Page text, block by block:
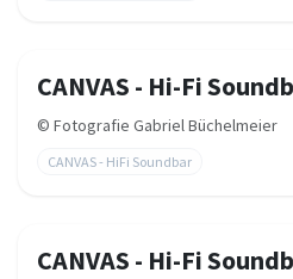
CANVAS - Hi-Fi
© Fotografie Gabriel Büchelmeier
CANVAS - HiFi Soundbar
CANVAS - Hi-Fi